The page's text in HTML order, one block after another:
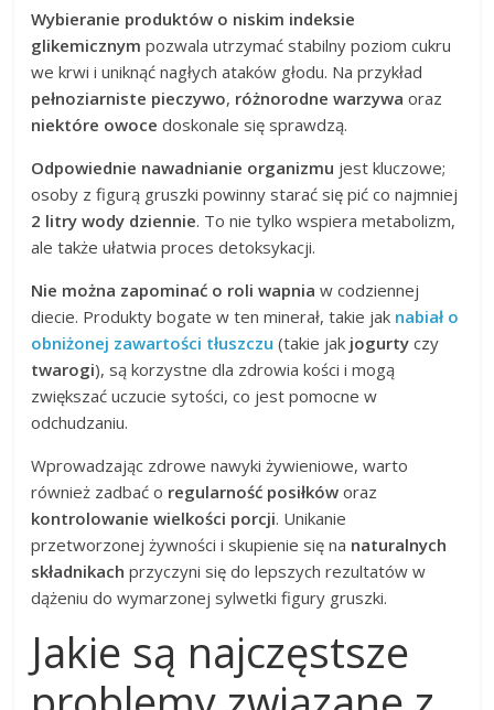
Wybieranie produktów o niskim indeksie
glikemicznym pozwala utrzymać stabilny poziom cukru
we krwi i uniknąć nagłych ataków głodu. Na przykład
pełnoziarniste pieczywo, różnorodne warzywa oraz
niektóre owoce doskonale się sprawdzą.
Odpowiednie nawadnianie organizmu jest kluczowe;
osoby z figurą gruszki powinny starać się pić co najmniej
2 litry wody dziennie. To nie tylko wspiera metabolizm,
ale także ułatwia proces detoksykacji.
Nie można zapominać o roli wapnia w codziennej
diecie. Produkty bogate w ten minerał, takie jak nabiał o
obniżonej zawartości tłuszczu (takie jak jogurty czy
twarogi), są korzystne dla zdrowia kości i mogą
zwiększać uczucie sytości, co jest pomocne w
odchudzaniu.
Wprowadzając zdrowe nawyki żywieniowe, warto
również zadbać o regularność posiłków oraz
kontrolowanie wielkości porcji. Unikanie
przetworzonej żywności i skupienie się na naturalnych
składnikach przyczyni się do lepszych rezultatów w
dążeniu do wymarzonej sylwetki figury gruszki.
Jakie są najczęstsze